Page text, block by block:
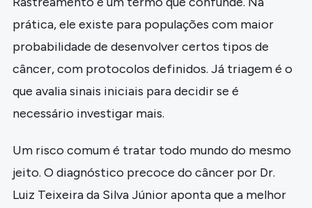
prática, ele existe para populações com maior
probabilidade de desenvolver certos tipos de
câncer, com protocolos definidos. Já triagem é o
que avalia sinais iniciais para decidir se é
necessário investigar mais.
Um risco comum é tratar todo mundo do mesmo
jeito. O diagnóstico precoce do câncer por Dr.
Luiz Teixeira da Silva Júnior aponta que a melhor